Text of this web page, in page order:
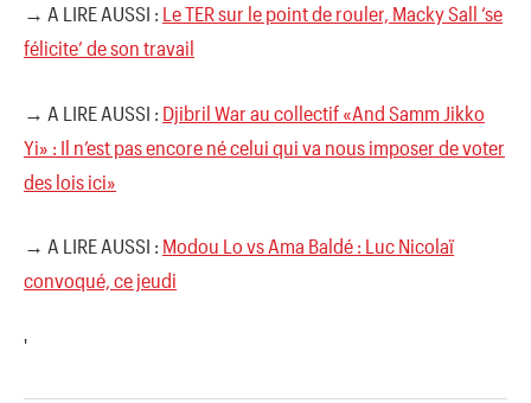
→ A LIRE AUSSI : Le TER sur le point de rouler, Macky Sall ‘se
félicite’ de son travail
→ A LIRE AUSSI : Djibril War au collectif «And Samm Jikko
Yi» : Il n’est pas encore né celui qui va nous imposer de voter
des lois ici»
→ A LIRE AUSSI : Modou Lo vs Ama Baldé : Luc Nicolaï
convoqué, ce jeudi
'